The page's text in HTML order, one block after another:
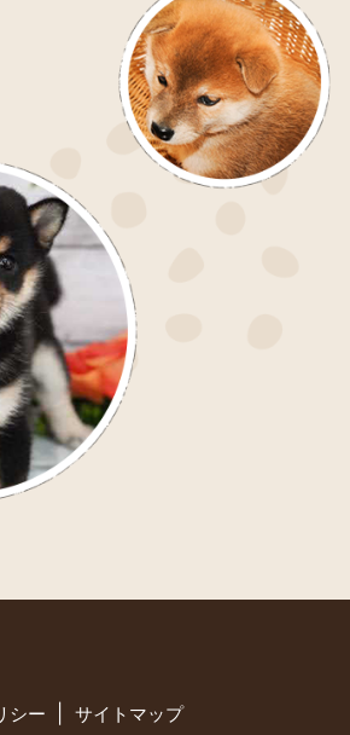
シー サイトマップ